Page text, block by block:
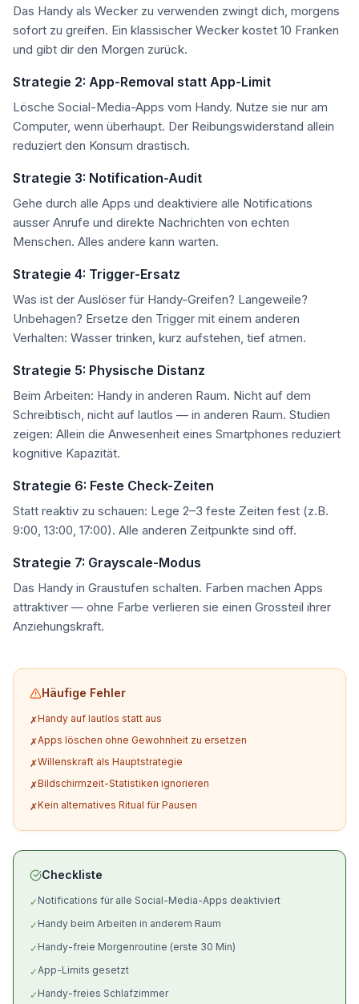
Das Handy als Wecker zu verwenden zwingt dich, morgens
sofort zu greifen. Ein klassischer Wecker kostet 10 Franken
und gibt dir den Morgen zurück.
Strategie 2: App-Removal statt App-Limit
Lösche Social-Media-Apps vom Handy. Nutze sie nur am
Computer, wenn überhaupt. Der Reibungswiderstand allein
reduziert den Konsum drastisch.
Strategie 3: Notification-Audit
Gehe durch alle Apps und deaktiviere alle Notifications
ausser Anrufe und direkte Nachrichten von echten
Menschen. Alles andere kann warten.
Strategie 4: Trigger-Ersatz
Was ist der Auslöser für Handy-Greifen? Langeweile?
Unbehagen? Ersetze den Trigger mit einem anderen
Verhalten: Wasser trinken, kurz aufstehen, tief atmen.
Strategie 5: Physische Distanz
Beim Arbeiten: Handy in anderen Raum. Nicht auf dem
Schreibtisch, nicht auf lautlos — in anderen Raum. Studien
zeigen: Allein die Anwesenheit eines Smartphones reduziert
kognitive Kapazität.
Strategie 6: Feste Check-Zeiten
Statt reaktiv zu schauen: Lege 2–3 feste Zeiten fest (z.B.
9:00, 13:00, 17:00). Alle anderen Zeitpunkte sind off.
Strategie 7: Grayscale-Modus
Das Handy in Graustufen schalten. Farben machen Apps
attraktiver — ohne Farbe verlieren sie einen Grossteil ihrer
Anziehungskraft.
Häufige Fehler
✗Handy auf lautlos statt aus
✗Apps löschen ohne Gewohnheit zu ersetzen
✗Willenskraft als Hauptstrategie
✗Bildschirmzeit-Statistiken ignorieren
✗Kein alternatives Ritual für Pausen
Checkliste
✓ Notifications für alle Social-Media-Apps deaktiviert
✓ Handy beim Arbeiten in anderem Raum
✓ Handy-freie Morgenroutine (erste 30 Min)
✓App-Limits gesetzt
✓ Handy-freies Schlafzimmer